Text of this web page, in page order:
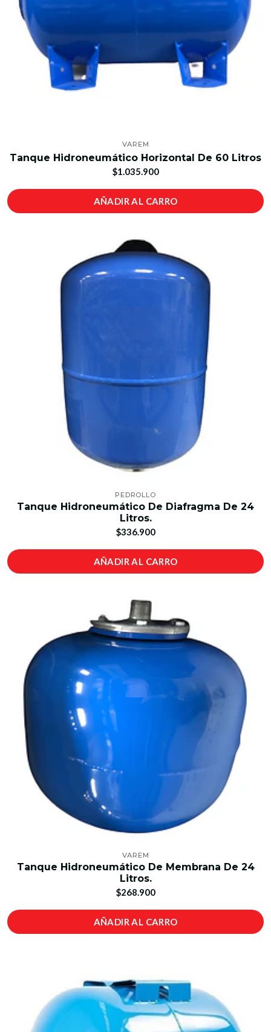
VAREM
Tanque Hidroneumático Horizontal De 60 Litros
$1.035.900
AÑADIR AL CARRO
PEDROLLO
Tanque Hidroneumático De Diafragma De 24
Litros.
$336.900
AÑADIR AL CARRO
VAREM
Tanque Hidroneumático De Membrana De 24
Litros.
$268.900
AÑADIR AL CARRO